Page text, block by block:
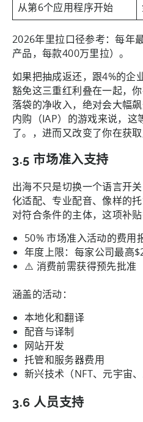
从第6个应用程序开始
2026年里拉口径参考：每年
产品，每款400万里拉）。
如果把抽成返还，跟4%的企
豁免这三重红利叠在一起，
落袋的净收入，绝对会大幅
内购（IAP）的游戏来说，这
了。，进而又改变了你在获
3.5 市场准入支持
出海不只是切换一个语言开
化适配、专业配音、像样的
对符合条件的主体，这项补
50% 市场准入活动的费用
年度上限：每家公司最高
⚠️ 消费前需获得预先批准
涵盖的活动：
本地化和翻译
配音与译制
网站开发
托管和服务器费用
新兴技术（NFT、元宇宙
3.6 人员支持